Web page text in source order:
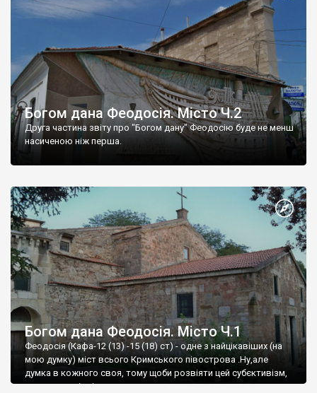
Богом дана Феодосія. Місто Ч.2
Друга частина звіту про "Богом дану" Феодосію буде не менш
насиченою ніж перша.
Богом дана Феодосія. Місто Ч.1
Феодосія (Кафа-12 (13) -15 (18) ст) - одне з найцікавіших (на
мою думку) міст всього Кримського півострова .Ну,але
думка в кожного своя, тому щоби розвіяти цей субєктивізм,
запрошую відвідати це